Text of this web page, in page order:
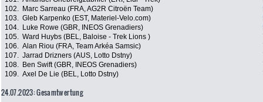
102.
Marc Sarreau (FRA, AG2R Citroën Team)
103. Gleb Karpenko (EST, Materiel-Velo.com)
104.
Luke Rowe (GBR, INEOS Grenadiers)
105. Ward Huybs (BEL, Baloise - Trek Lions )
106. Alan Riou (FRA, Team Arkéa Samsic)
107. Jarrad Drizners (AUS, Lotto Dstny)
108.
Ben Swift (GBR, INEOS Grenadiers)
109. Axel De Lie (BEL, Lotto Dstny)
24.07.2023: Gesamtwertung